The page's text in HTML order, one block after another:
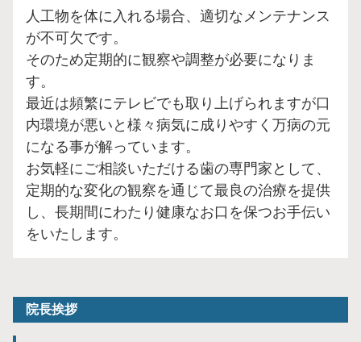
人工物を体に入れる場合、適切なメンテナンス
が不可欠です。
そのため定期的に観察や調整が必要になりま
す。
最近は頻繁にテレビでも取り上げられますが口
内環境が悪いと様々病気に成りやすく万病の元
になる事が解っています。
お気軽にご相談いただける歯の専門家として、
定期的な変化の観察を通じて最良の治療を提供
し、長期間にわたり健康なお口を保つお手伝い
をいたします。
院長挨拶